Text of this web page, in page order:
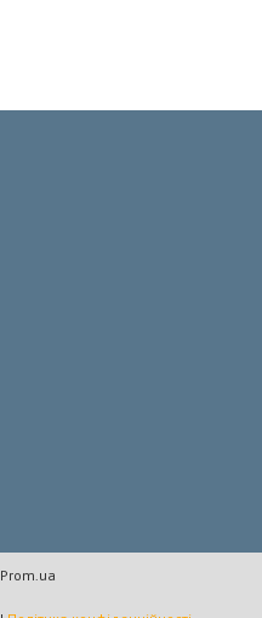
Prom.ua